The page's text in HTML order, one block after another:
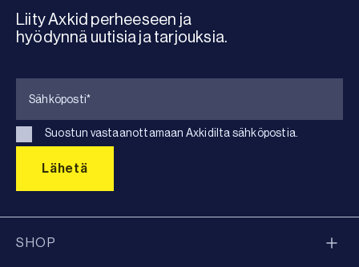
Liity Axkid perheeseen ja
hyödynnä uutisia ja tarjouksia.
Suostun vastaanottamaan Axkidilta sähköpostia.
SHOP